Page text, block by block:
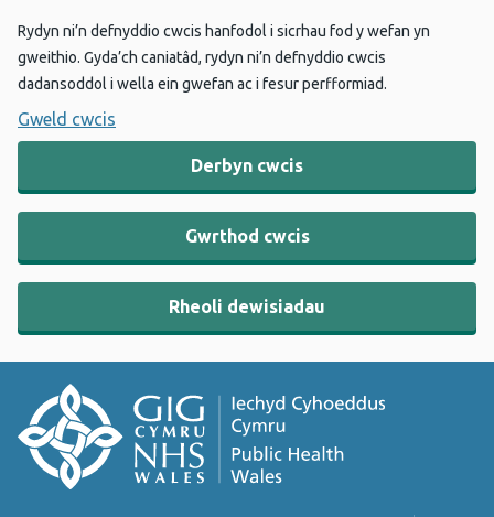
Rydyn ni’n defnyddio cwcis hanfodol i sicrhau fod y wefan yn
gweithio. Gyda’ch caniatâd, rydyn ni’n defnyddio cwcis
dadansoddol i wella ein gwefan ac i fesur perfformiad.
Gweld cwcis
Derbyn cwcis
Gwrthod cwcis
Rheoli dewisiadau